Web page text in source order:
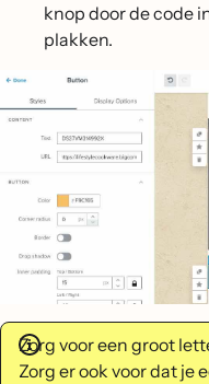
knop door de code
plakken.
Zorg voor een groot
Zorg er ook voor dat je